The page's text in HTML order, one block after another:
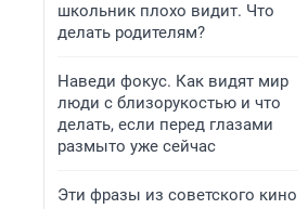
школьник плохо видит. Что
делать родителям?
Наведи фокус. Как видят мир
люди с близорукостью и что
делать, если перед глазами
размыто уже сейчас
Эти фразы из советского кино